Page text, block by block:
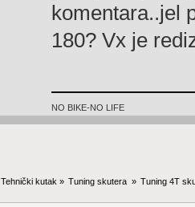
komentara..jel
180? Vx je
NO BIKE-NO LIFE
Tehnički kutak» Tuning skutera » Tuning 4T